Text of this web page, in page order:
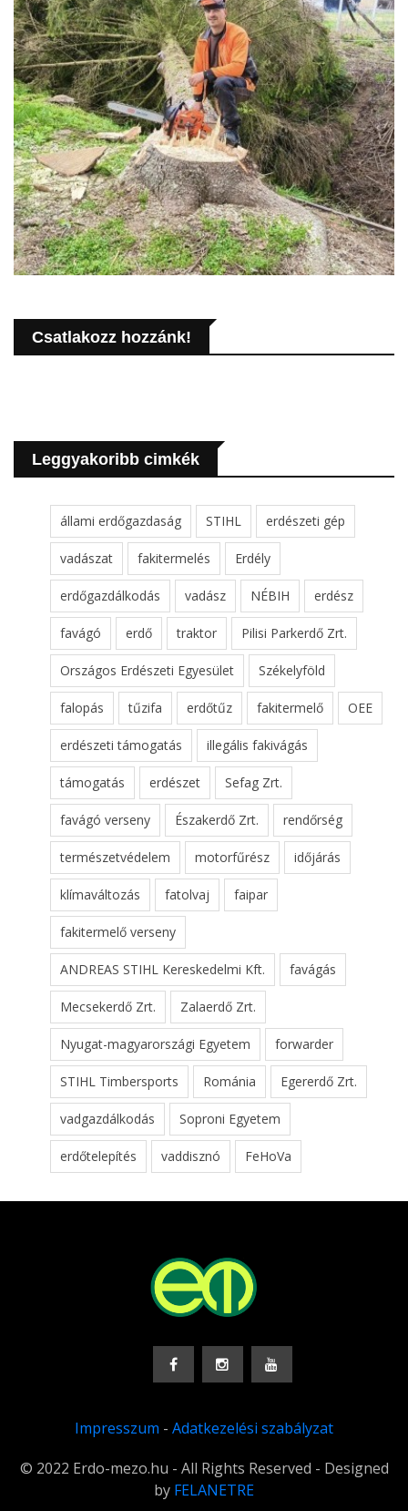
Csatlakozz hozzánk!
Leggyakoribb cimkék
állami erdőgazdaság STIHL erdészeti gép
vadászat fakitermelés Erdély
erdőgazdálkodás vadász NÉBIH erdész
favágó erdő traktor Pilisi Parkerdő Zrt.
Országos Erdészeti Egyesület Székelyföld
falopás tűzifa erdőtűz fakitermelő OEE
erdészeti támogatás illegális fakivágás
támogatás erdészet Sefag Zrt.
favágó verseny Északerdő Zrt. rendőrség
természetvédelem motorfűrész időjárás
klímaváltozás fatolvaj faipar
fakitermelő verseny
ANDREAS STIHL Kereskedelmi Kft. favágás
Mecsekerdő Zrt. Zalaerdő Zrt.
Nyugat-magyarországi Egyetem forwarder
STIHL Timbersports Románia Egererdő Zrt.
vadgazdálkodás Soproni Egyetem
erdőtelepítés vaddisznó FeHoVa
Impresszum - Adatkezelési szabályzat
© 2022 Erdo-mezo.hu - All Rights Reserved - Designed
by FELANETRE